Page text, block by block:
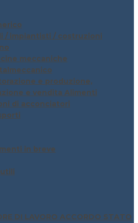
/ impiantisti / costruzioni
meccaniche
e produzione,
e vendita Alimenti
di acconciatori
in breve
DI LAVORO ACCORDO STATO